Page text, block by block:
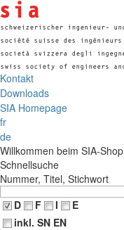
Kontakt
Downloads
SIA Homepage
fr
de
Willkommen beim SIA-Shop
Schnellsuche
Nummer, Titel, Stichwort
D
F I
E
inkl. SN EN